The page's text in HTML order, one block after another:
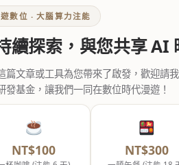
數位 ‧ 大腦算力注能
續探索，與您共享 AI
篇文章或工具為您帶來了啟發，歡迎請
發基金，讓我們一同在數位時代漫遊！
NT$100 NT$300